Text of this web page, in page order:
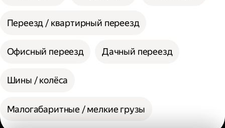
Переезд / квартирный переезд
Офисный переезд Дачный переезд
Шины / колёса
Малогабаритные / мелкие грузы